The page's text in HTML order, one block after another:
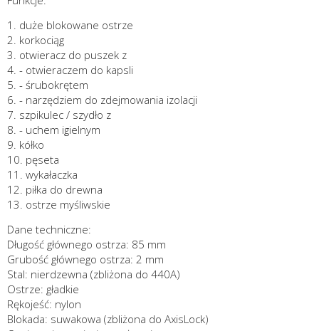
1. duże blokowane ostrze
2. korkociąg
3. otwieracz do puszek z
4. - otwieraczem do kapsli
5. - śrubokrętem
6. - narzędziem do zdejmowania izolacji
7. szpikulec / szydło z
8. - uchem igielnym
9. kółko
10. pęseta
11. wykałaczka
12. piłka do drewna
13. ostrze myśliwskie
Dane techniczne:
Długość głównego ostrza: 85 mm
Grubość głównego ostrza: 2 mm
Stal: nierdzewna (zbliżona do 440A)
Ostrze: gładkie
Rękojeść: nylon
Blokada: suwakowa (zbliżona do AxisLock)